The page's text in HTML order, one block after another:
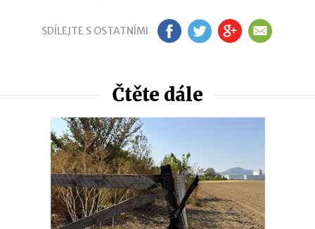
SDÍLEJTE S OSTATNÍMI FB TW GP EM
Čtěte dále